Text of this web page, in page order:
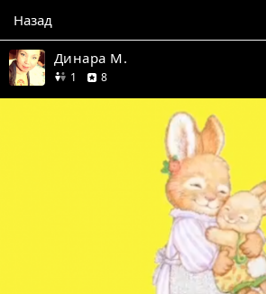
Назад
Динара М.
1 друг 8отзывов